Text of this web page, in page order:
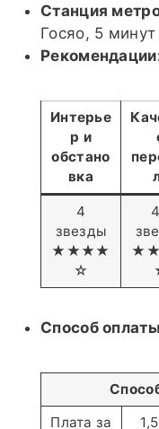
Станция
Госяо, 5
Интерье
р и
обстано
вка
4
звезды
★★★★
☆
Способ
Плата за